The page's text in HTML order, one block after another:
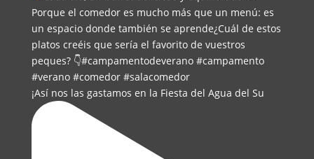
¡Así nos las gastamos en la Fiesta del Agua del Su